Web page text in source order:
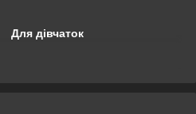
Для дівчаток